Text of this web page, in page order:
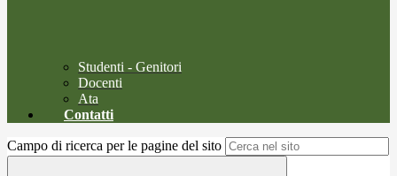
Studenti - Genitori
Docenti
Ata
Contatti
Campo di ricerca per le pagine del sito